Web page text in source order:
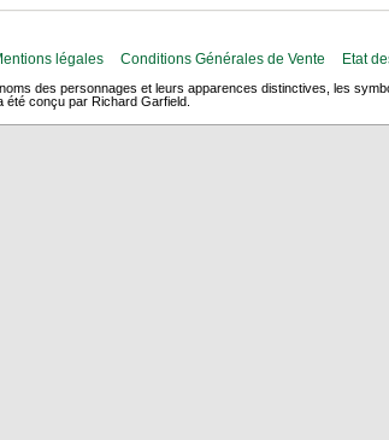
légales Conditions Générales de Vente Etat
des personnages et leurs apparences distinctives, les
conçu par Richard Garfield.